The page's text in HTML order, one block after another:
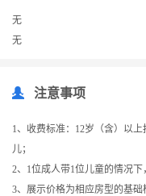
无
无
注意事项
1、收费标准：12岁（含）以
儿；
2、1位成人带1位儿童的情况下
3、展示价格为相应房型的基